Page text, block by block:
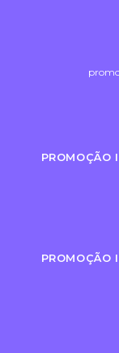
PROMOÇÃO
PROMOÇÃO